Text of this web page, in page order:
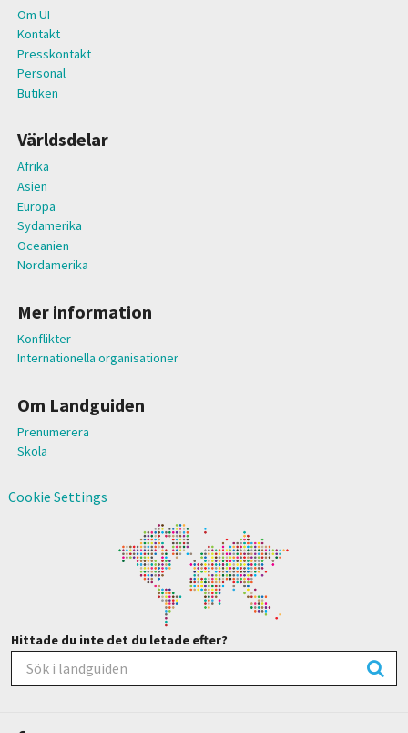
Om UI
Kontakt
Presskontakt
Personal
Butiken
Världsdelar
Afrika
Asien
Europa
Sydamerika
Oceanien
Nordamerika
Mer information
Konflikter
Internationella organisationer
Om Landguiden
Prenumerera
Skola
Cookie Settings
Hittade du inte det du letade efter?